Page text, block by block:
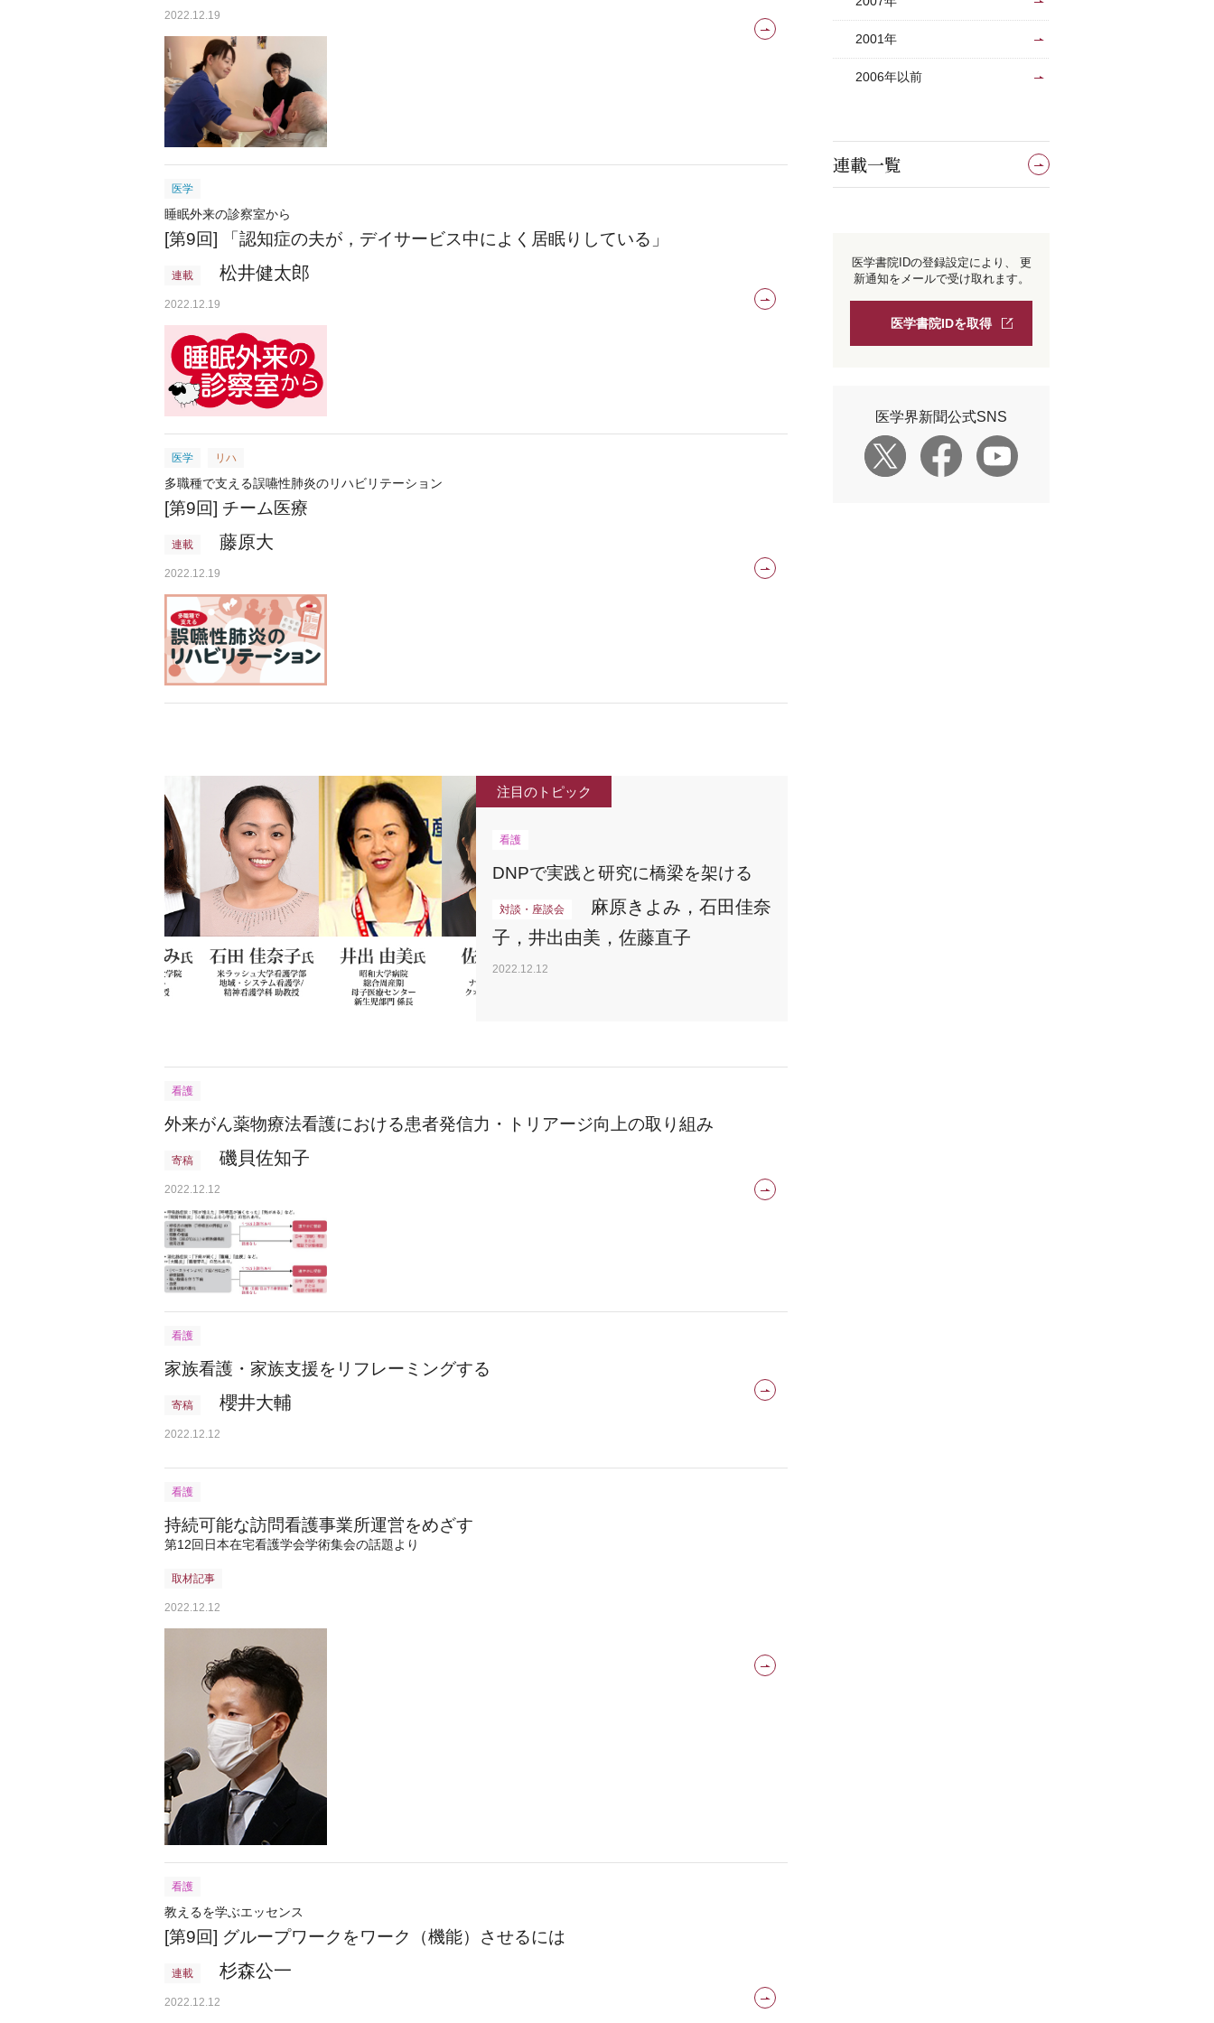
2022.12.19
医学
睡眠外来の診察室から
[第9回] 「認知症の夫が，デイサービス中によく居眠りしている」
連載 松井健太郎
2022.12.19
医学 リハ
多職種で支える誤嚥性肺炎のリハビリテーション
[第9回] チーム医療
連載 藤原大
2022.12.19
注目のトピック
看護
DNPで実践と研究に橋梁を架ける
対談・座談会
麻原きよみ，石田佳奈
子，井出由美，佐藤直子
2022.12.12
看護
外来がん薬物療法看護における患者発信力・トリアージ向上の取り組み
寄稿 磯貝佐知子
2022.12.12
看護
家族看護・家族支援をリフレーミングする
寄稿 櫻井大輔
2022.12.12
看護
持続可能な訪問看護事業所運営をめざす
第12回日本在宅看護学会学術集会の話題より
取材記事
2022.12.12
看護
教えるを学ぶエッセンス
[第9回] グループワークをワーク（機能）させるには
連載 杉森公一
2022.12.12
2001年
2006年以前
連載一覧
医学書院IDの登録設定により、
更
新通知をメールで受け取れます。
医学書院IDを取得
医学界新聞公式SNS